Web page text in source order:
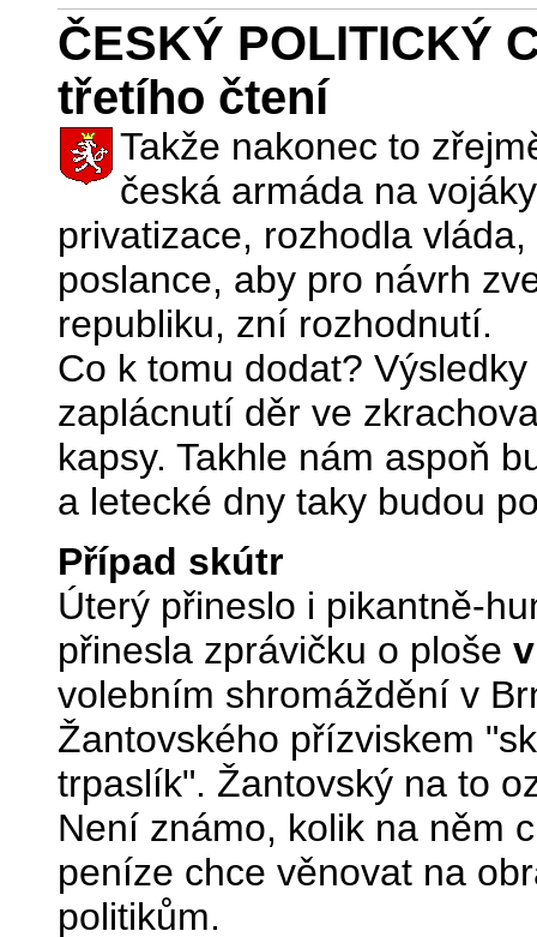
ČESKÝ POLITICKÝ
třetího čtení
Takže nakonec to
česká armáda na
privatizace, rozhodla
poslance, aby pro návrh
republiku, zní rozhodnutí.
Co k tomu dodat?
zaplácnutí děr ve
kapsy. Takhle nám aspoň
a letecké dny taky budou
Případ skútr
Úterý přineslo i pikantně-
přinesla zprávičku o ploše
volebním shromáždění v
Žantovského přízviskem
trpaslík". Žantovský na to
Není známo, kolik na něm
peníze chce věnovat na
politikům.